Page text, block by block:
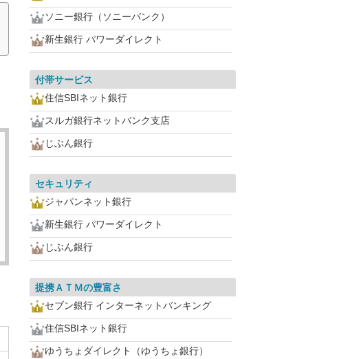
ソニー銀行（ソニーバンク）
新生銀行 パワーダイレクト
付帯サービス
住信SBIネット銀行
スルガ銀行ネットバンク支店
じぶん銀行
セキュリティ
ジャパンネット銀行
新生銀行 パワーダイレクト
じぶん銀行
提携ＡＴＭの豊富さ
セブン銀行 インターネットバンキング
住信SBIネット銀行
ゆうちょダイレクト（ゆうちょ銀行）